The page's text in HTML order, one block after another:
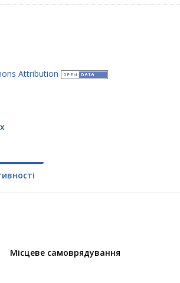
Attribution
Місцеве самоврядування